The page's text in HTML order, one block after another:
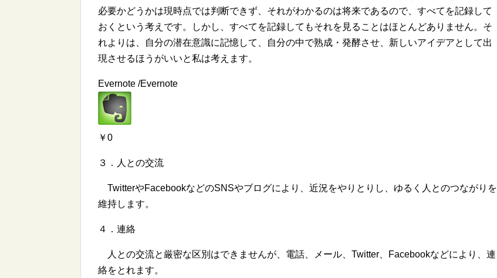
必要かどうかは現時点では判断できず、それがわかるのは将来であるので、すべてを記録して
おくという考えです。しかし、すべてを記録してもそれを見ることはほとんどありません。そ
れよりは、自分の潜在意識に記憶して、自分の中で熟成・発酵させ、新しいアイデアとして出
現させるほうがいいと私は考えます。
Evernote /Evernote
￥0
３．人との交流
TwitterやFacebookなどのSNSやブログにより、近況をやりとりし、ゆるく人とのつながりを
維持します。
４．連絡
人との交流と厳密な区別はできませんが、電話、メール、Twitter、Facebookなどにより、連
絡をとれます。